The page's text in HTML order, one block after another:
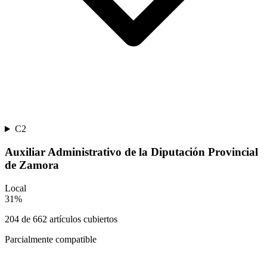
C2
Auxiliar Administrativo de la Diputación Provincial
de Zamora
Local
31%
204 de 662 artículos cubiertos
Parcialmente compatible